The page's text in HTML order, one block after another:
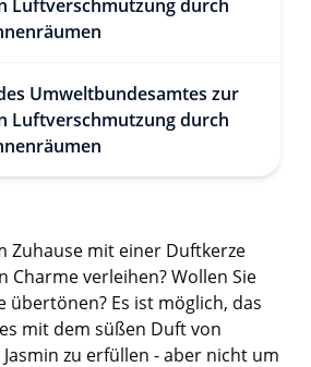
Luftverschmutzung durch
Umweltbundesamtes zur
Luftverschmutzung durch
Zuhause mit einer Duftkerze
Charme verleihen? Wollen Sie
übertönen? Es ist möglich, das
mit dem süßen Duft von
zu erfüllen - aber nicht um